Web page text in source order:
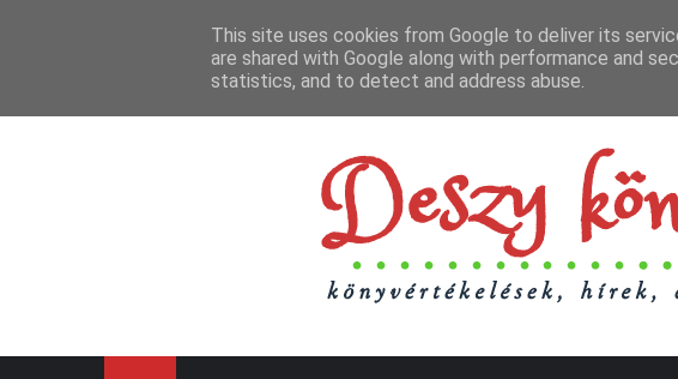
This site uses cookies from Google to deliver its
are shared with Google along with performance and
statistics, and to detect and address abuse.